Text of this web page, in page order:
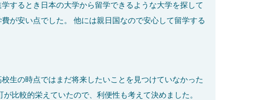
するとき日本の大学から留学できるような大学を探して
が安い点でした。 他には親日国なので安心して留学する
生の時点ではまだ将来したいことを見つけていなかった
比較的栄えていたので、利便性も考えて決めました。